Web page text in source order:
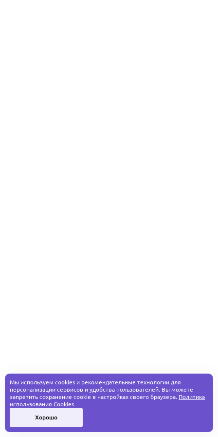
Мы используем cookies и рекомендательные технологии для
персонализации сервисов и удобства пользователей. Вы можете
запретить сохранение cookie в настройках своего браузера. Политика
использования Cookies
Хорошо